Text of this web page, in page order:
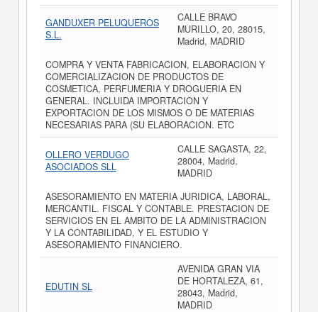
GANDUXER PELUQUEROS
S.L.
CALLE BRAVO
MURILLO, 20, 28015,
Madrid, MADRID
COMPRA Y VENTA FABRICACION, ELABORACION Y
COMERCIALIZACION DE PRODUCTOS DE
COSMETICA, PERFUMERIA Y DROGUERIA EN
GENERAL. INCLUIDA IMPORTACION Y
EXPORTACION DE LOS MISMOS O DE MATERIAS
NECESARIAS PARA (SU ELABORACION. ETC
OLLERO VERDUGO
ASOCIADOS SLL
CALLE SAGASTA, 22,
28004, Madrid,
MADRID
ASESORAMIENTO EN MATERIA JURIDICA, LABORAL,
MERCANTIL. FISCAL Y CONTABLE. PRESTACION DE
SERVICIOS EN EL AMBITO DE LA ADMINISTRACION
Y LA CONTABILIDAD, Y EL ESTUDIO Y
ASESORAMIENTO FINANCIERO.
EDUTIN SL
AVENIDA GRAN VIA
DE HORTALEZA, 61,
28043, Madrid,
MADRID